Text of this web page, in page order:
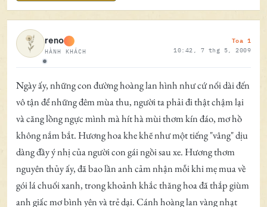
Ngoại tuyến
reno
HÀNH KHÁCH
Toa 1
10:42, 7 thg 5, 2009
Ngày ấy, những con đường hoàng lan hình như cứ nối dài đến
vô tận để những đêm mùa thu, người ta phải đi thật chậm lại
và căng lồng ngực mình mà hít hà mùi thơm kín đáo, mơ hồ
không nắm bắt. Hương hoa khe khẽ như một tiếng "vâng" dịu
dàng đầy ý nhị của người con gái ngồi sau xe. Hương thơm
nguyên thủy ấy, đã bao lần anh cảm nhận mỗi khi mẹ mua về
gói lá chuối xanh, trong khoảnh khắc thăng hoa đã thắp giùm
anh giấc mơ bình yên và trẻ dại. Cánh hoàng lan vàng nhạt